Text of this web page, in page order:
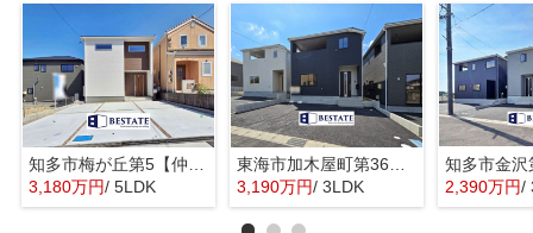
3,180万円/ 5LDK
3,190万円/ 3LDK 2,390万円/